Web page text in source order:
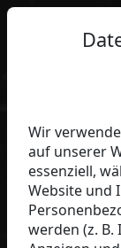
Wir
auf unserer
essenziell,
Website und
werden (z. B.